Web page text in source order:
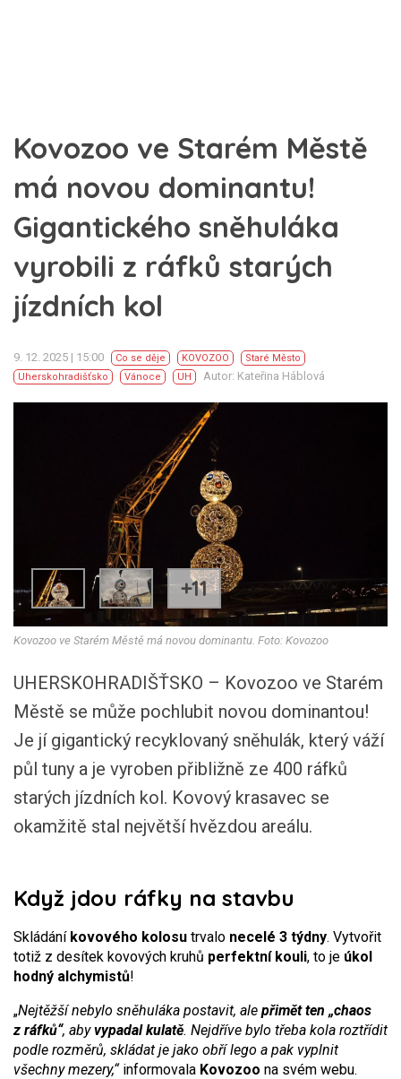
Kovozoo ve Starém Městě
má novou dominantu!
Gigantického sněhuláka
vyrobili z ráfků starých
jízdních kol
9. 12. 2025 | 15:00 Co se děje KOVOZOO
Staré Město
Uherskohradišťsko
Vánoce UH Autor: Kateřina Háblová
+11
Kovozoo ve Starém Městě má novou dominantu. Foto: Kovozoo
UHERSKOHRADIŠŤSKO – Kovozoo ve Starém
Městě se může pochlubit novou dominantou!
Je jí gigantický recyklovaný sněhulák, který váží
půl tuny a je vyroben přibližně ze 400 ráfků
starých jízdních kol. Kovový krasavec se
okamžitě stal největší hvězdou areálu.
Když jdou ráfky na stavbu
Skládání kovového kolosu trvalo necelé 3 týdny. Vytvořit
totiž z desítek kovových kruhů perfektní kouli, to je úkol
hodný alchymistů!
„Nejtěžší nebylo sněhuláka postavit, ale přimět ten „chaos
z ráfků“, abyvypadal kulatě. Nejdříve bylo třeba kola roztřídit
podle rozměrů, skládat je jako obří lego a pak vyplnit
všechny mezery,“informovala Kovozoo na svém webu.